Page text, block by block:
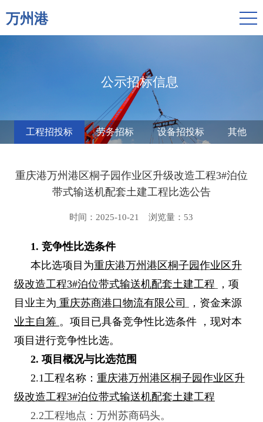
万州港
公示招标信息
工程招投标 劳务招标 设备招投标 其他
重庆港万州港区桐子园作业区升级改造工程3#泊位
带式输送机配套土建工程比选公告
时间：2025-10-21 浏览量： 53
1. 竞争性比选条件
本比选项目为重庆港万州港区桐子园作业区升
级改造工程3#泊位带式输送机配套土建工程
，项
目业主为 重庆苏商港口物流有限公司
，资金来源
业主自筹 。项目已具备竞争性比选条件 ，现对本
项目进行竞争性比选。
2. 项目概况与比选范围
2.1工程名称： 重庆港万州港区桐子园作业区升
级改造工程3#泊位带式输送机配套土建工程
2.2工程地点：万州苏商码头。